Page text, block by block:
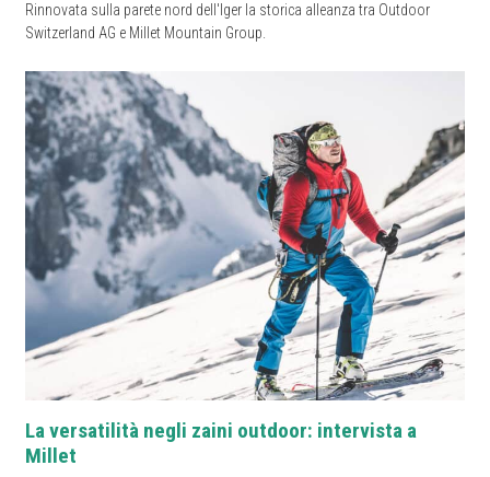
Rinnovata sulla parete nord dell'Iger la storica alleanza tra Outdoor
Switzerland AG e Millet Mountain Group.
La versatilità negli zaini outdoor: intervista a
Millet